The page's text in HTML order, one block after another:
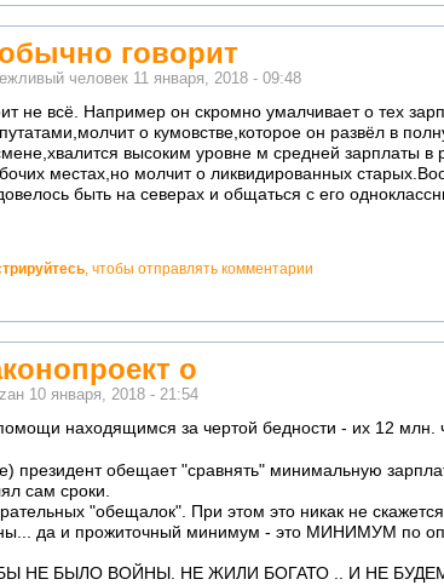
говорит
человек 11 января, 2018 - 09:48
не всё. Например он скромно умалчивает о тех
о кумовстве,которое он развёл в
высоким уровне м средней зарплаты в
местах,но молчит о ликвидированных
быть на северах и общаться с его
, чтобы отправлять комментарии
о
10 января, 2018 - 21:54
находящимся за чертой бедности - их 12 млн.
президент обещает "сравнять" минимальную
сам сроки.
"обещалок". При этом это никак не скажется
да и прожиточный минимум - это МИНИМУМ по
НЕ БЫЛО ВОЙНЫ. НЕ ЖИЛИ БОГАТО .. И НЕ